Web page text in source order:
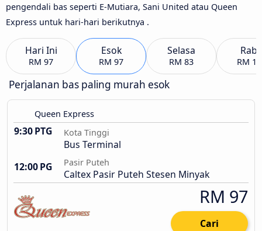
pengendali bas seperti E-Mutiara, Sani United atau Queen
Express untuk hari-hari berikutnya .
Hari Ini
RM 97
Esok
RM 97
Selasa
RM 83 RM
Perjalanan bas paling murah esok
Queen Express
9:30 PTG Kota Tinggi
Bus Terminal
12:00 PG
Pasir Puteh
Caltex Pasir Puteh Stesen Minyak
RM 97
Cari